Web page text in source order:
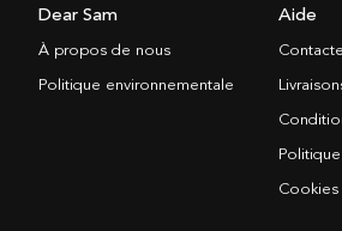
Dear Sam
À propos de nous
Politique environnementale
Aide
Cookies